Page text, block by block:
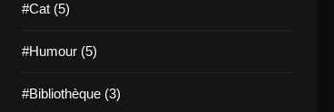
#Cat (5)
#Humour (5)
#Bibliothèque (3)